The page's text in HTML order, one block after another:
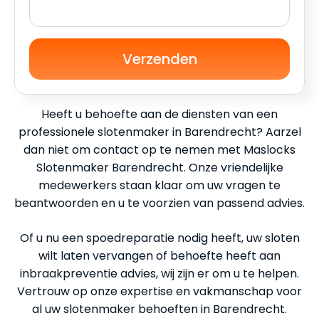
Heeft u behoefte aan de diensten van een
professionele slotenmaker in Barendrecht? Aarzel
dan niet om contact op te nemen met Maslocks
Slotenmaker Barendrecht. Onze vriendelijke
medewerkers staan klaar om uw vragen te
beantwoorden en u te voorzien van passend advies.
Of u nu een spoedreparatie nodig heeft, uw sloten
wilt laten vervangen of behoefte heeft aan
inbraakpreventie advies, wij zijn er om u te helpen.
Vertrouw op onze expertise en vakmanschap voor
al uw slotenmaker behoeften in Barendrecht.
Verzenden